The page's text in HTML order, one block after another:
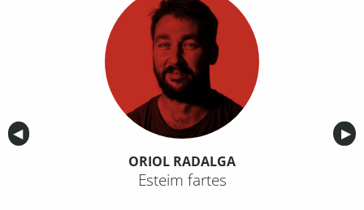
Anterior
◀︎ ▶︎
ORIOL RADALGA
Esteim fartes